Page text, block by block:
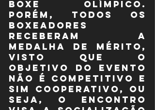
boxe olímpico.
Porém, todos os
boxeadores
receberam a
medalha de mérito,
visto que o
objetivo do evento
não é competitivo e
sim cooperativo, ou
seja, o encontro